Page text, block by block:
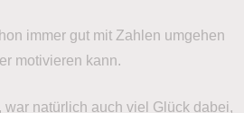
immer gut mit Zahlen umgehen
motivieren kann.
natürlich auch viel Glück dabei,